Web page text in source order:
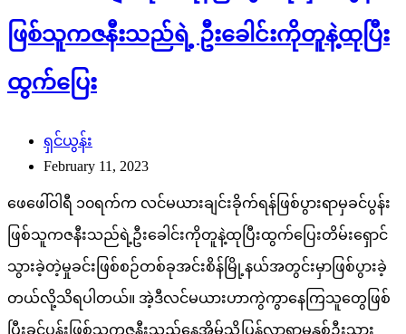
ဖြစ်သူကဇနီးသည်ရဲ့ ဦးခေါင်းကိုတူနဲ့ထုပြီး
ထွက်ပြေး
ရှင်ယွန်း
February 11, 2023
ဖေဖေါ်ဝါရီ ၁၀ရက်က လင်မယားချင်းခိုက်ရန်ဖြစ်ပွားရာမှခင်ပွန်း
ဖြစ်သူကဇနီးသည်ရဲ့ဦးခေါင်းကိုတူနဲ့ထုပြီးထွက်ပြေးတိမ်းရှောင်
သွားခဲ့တဲ့မှုခင်းဖြစ်စဉ်တစ်ခုအင်းစိန်မြို့နယ်အတွင်းမှာဖြစ်ပွားခဲ့
တယ်လို့သိရပါတယ်။ အဲ့ဒီလင်မယားဟာကွဲကွာနေကြသူတွေဖြစ်
ပြီးခင်ပွန်းဖြစ်သူကဇနီးသည်နေအိမ်သို့ပြန်လာရာမှနှစ်ဦးသား